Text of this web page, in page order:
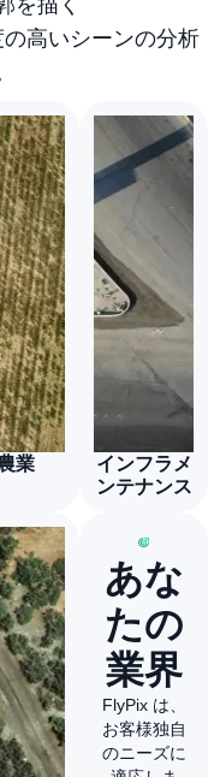
高いシーンの分析
業
インフラメ
ンテナンス
あな
たの
業界
FlyPix は、
お客様独自
のニーズに